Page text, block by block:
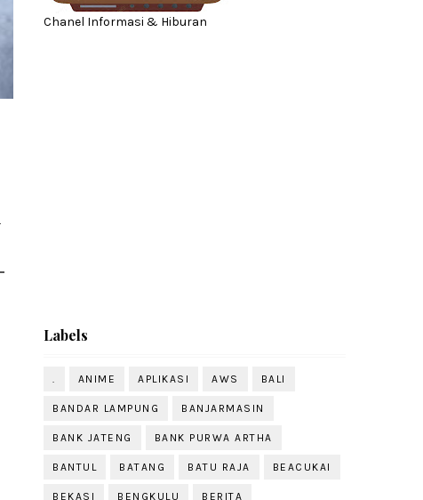
Chanel Informasi & Hiburan
Labels
. ANIME APLIKASI AWS BALI
BANDAR LAMPUNG BANJARMASIN
BANK JATENG BANK PURWA ARTHA
BANTUL BATANG BATU RAJA BEACUKAI
BEKASI BENGKULU BERITA